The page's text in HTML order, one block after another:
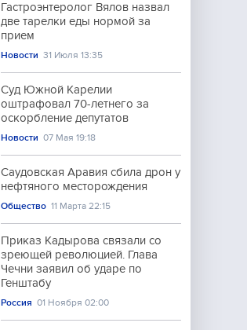
Гастроэнтеролог Вялов назвал
две тарелки еды нормой за
прием
Новости 31 Июля 13:35
Суд Южной Карелии
оштрафовал 70-летнего за
оскорбление депутатов
Новости 07 Мая 19:18
Саудовская Аравия сбила дрон у
нефтяного месторождения
Общество 11 Марта 22:15
Приказ Кадырова связали со
зреющей революцией. Глава
Чечни заявил об ударе по
Генштабу
Россия 01 Ноября 02:00